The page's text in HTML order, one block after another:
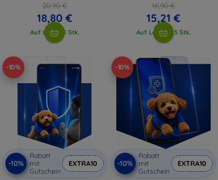
20,90 €
18,80 €
Auf Lager 3 Stk.
16,90 €
15,21 €
Auf Lager > 5 Stk.
-10%
-10%
Rabatt
mit
Gutschein
EXTRA10
-10%
-10%
Rabatt
mit
Gutschein
EXTRA10